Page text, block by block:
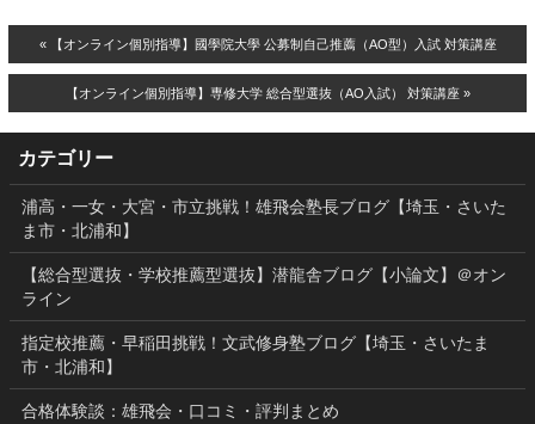
« 【オンライン個別指導】國學院大學 公募制自己推薦（AO型）入試 対策講座
【オンライン個別指導】専修大学 総合型選抜（AO入試） 対策講座 »
カテゴリー
浦高・一女・大宮・市立挑戦！雄飛会塾長ブログ【埼玉・さいた
ま市・北浦和】
【総合型選抜・学校推薦型選抜】潜龍舎ブログ【小論文】＠オン
ライン
指定校推薦・早稲田挑戦！文武修身塾ブログ【埼玉・さいたま
市・北浦和】
合格体験談：雄飛会・口コミ・評判まとめ